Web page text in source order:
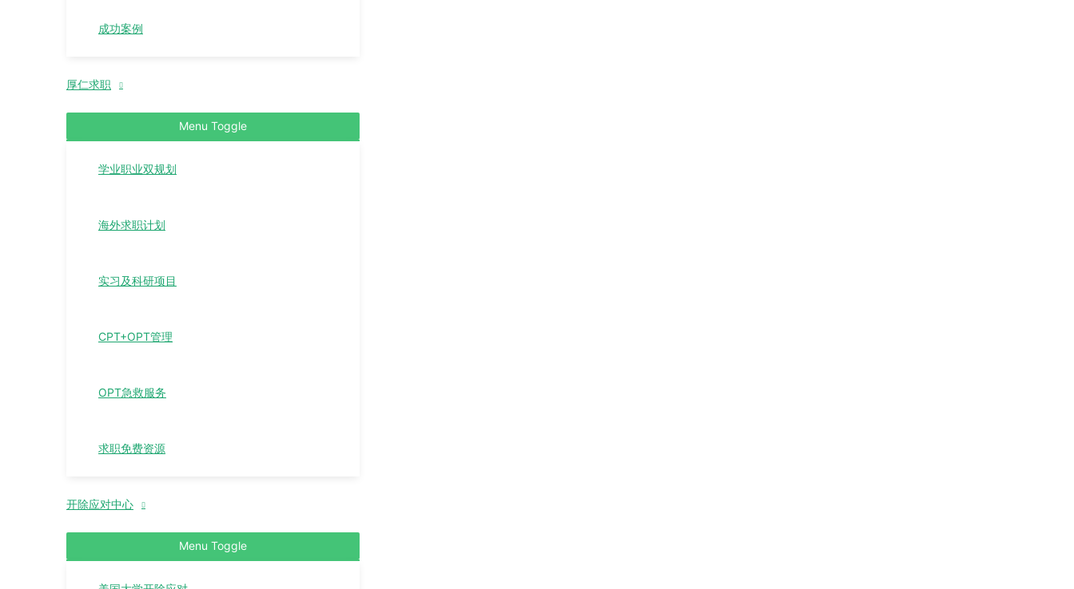
成功案例
厚仁求职
Menu Toggle
学业职业双规划
海外求职计划
实习及科研项目
CPT+OPT管理
OPT急救服务
求职免费资源
开除应对中心
Menu Toggle